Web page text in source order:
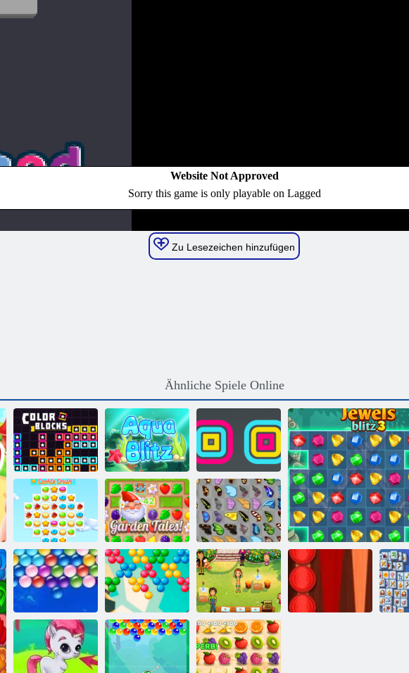
Zu Lesezeichen hinzufügen
Ähnliche Spiele Online
Farbblöcke Aqua Blitz Square Stapler
Cookie Crush 3 Gartengeschichten
Schmetterlings
Kyodai
Endlose Bubbles
Bubble Shooter
endlos
Delicious:
Emily's Home,
Sweet Home